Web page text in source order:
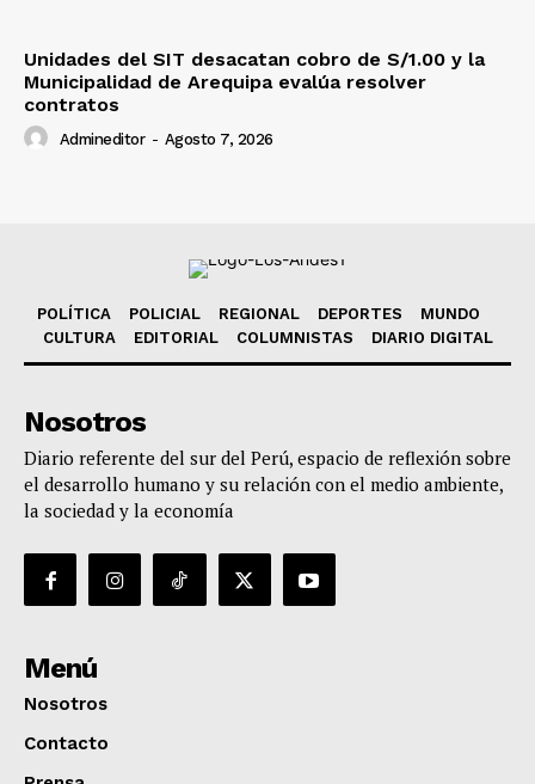
Unidades del SIT desacatan cobro de S/1.00 y la
Municipalidad de Arequipa evalúa resolver
contratos
Admineditor - Agosto 7, 2026
POLÍTICA POLICIAL REGIONAL DEPORTES
MUNDO
CULTURA
EDITORIAL COLUMNISTAS DIARIO DIGITAL
Nosotros
Diario referente del sur del Perú, espacio de reflexión sobre
el desarrollo humano y su relación con el medio ambiente,
la sociedad y la economía
Menú
Nosotros
Contacto